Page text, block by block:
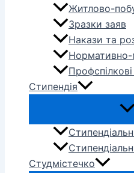
Житлово-
Зразки заяв
Накази та
Нормативно-
Стипендія
Студмістечко